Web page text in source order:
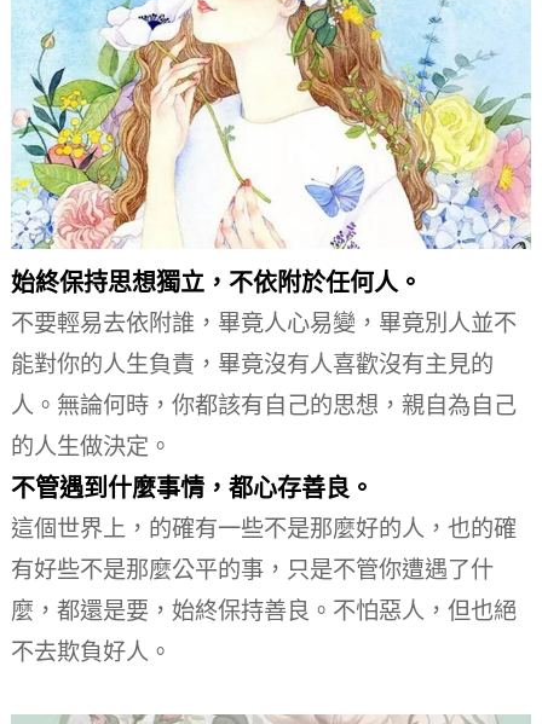
始終保持思想獨立，不依附於任何人。
不要輕易去依附誰，畢竟人心易變，畢竟別人並不
能對你的人生負責，畢竟沒有人喜歡沒有主見的
人。 無論何時，你都該有自己的思想，親自為自己
的人生做決定。
不管遇到什麼事情，都心存善良。
這個世界上，的確有一些不是那麼好的人，也的確
有好些不是那麼公平的事，只是不管你遭遇了什
麼，都還是要，始終保持善良。 不怕惡人，但也絕
不去欺負好人。